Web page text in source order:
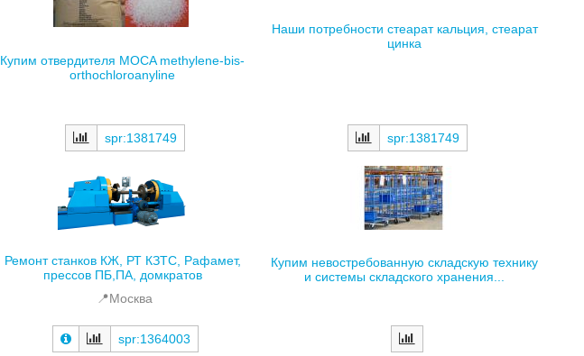
Купим отвердителя MOCA methylene-bis-
orthochloroanyline
spr:1381749
Наши потребности стеарат кальция, стеарат
цинка
spr:1381749
Ремонт станков КЖ, РТ КЗТС, Рафамет,
прессов ПБ,ПА, домкратов
📍Москва
spr:1364003
Купим невостребованную складскую технику
и системы складского хранения...